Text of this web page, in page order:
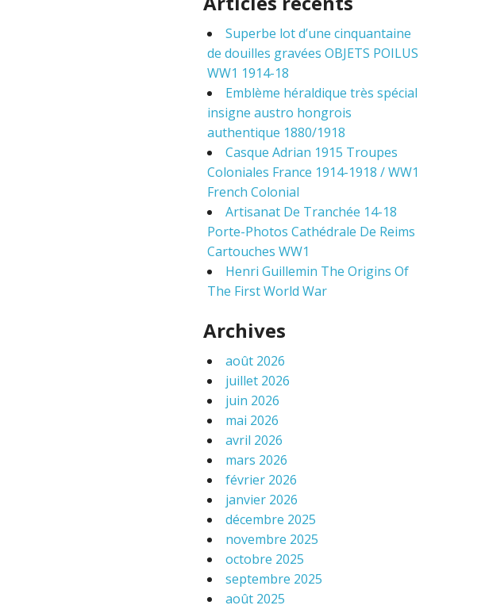
h
o
Superbe lot d’une cinquantaine
de douilles gravées OBJETS POILUS
WW1 1914-18
Emblème héraldique très spécial
insigne austro hongrois
authentique 1880/1918
Casque Adrian 1915 Troupes
Coloniales France 1914-1918 / WW1
French Colonial
Artisanat De Tranchée 14-18
Porte-Photos Cathédrale De Reims
Cartouches WW1
Henri Guillemin The Origins Of
The First World War
Archives
août 2026
juillet 2026
juin 2026
mai 2026
avril 2026
mars 2026
février 2026
janvier 2026
décembre 2025
novembre 2025
octobre 2025
septembre 2025
août 2025